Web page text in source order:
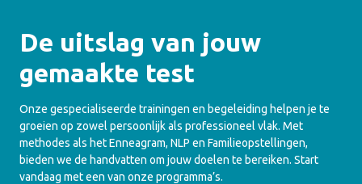
De uitslag van jouw
gemaakte test
Onze gespecialiseerde trainingen en begeleiding helpen je te
groeien op zowel persoonlijk als professioneel vlak. Met
methodes als het Enneagram, NLP en Familieopstellingen,
bieden we de handvatten om jouw doelen te bereiken. Start
vandaag met een van onze programma’s.